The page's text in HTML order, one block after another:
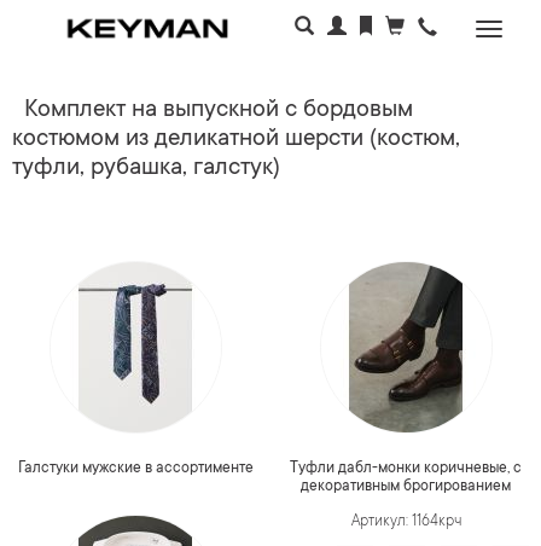
Комплект на выпускной с бордовым
костюмом из деликатной шерсти (костюм,
туфли, рубашка, галстук)
Галстуки мужские в ассортименте
Туфли дабл-монки коричневые, с
декоративным брогированием
Артикул: 1164крч